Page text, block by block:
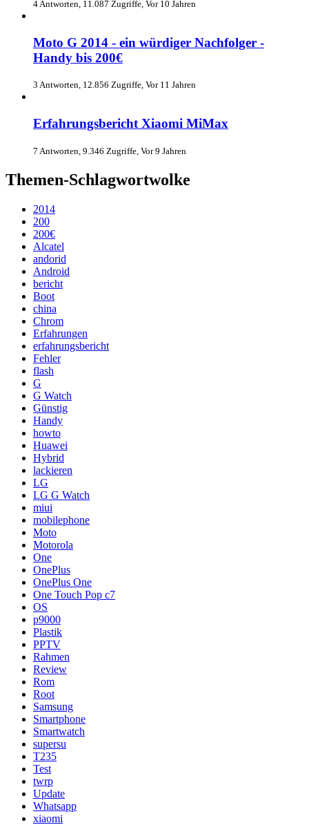
4 Antworten, 11.087 Zugriffe, Vor 10 Jahren
Moto G 2014 - ein würdiger Nachfolger -
Handy bis 200€
3 Antworten, 12.856 Zugriffe, Vor 11 Jahren
Erfahrungsbericht Xiaomi MiMax
7 Antworten, 9.346 Zugriffe, Vor 9 Jahren
Themen-Schlagwortwolke
2014
200
200€
Alcatel
andorid
Android
bericht
Boot
china
Chrom
Erfahrungen
erfahrungsbericht
Fehler
flash
G
G Watch
Günstig
Handy
howto
Huawei
Hybrid
lackieren
LG
LG G Watch
miui
mobilephone
Moto
Motorola
One
OnePlus
OnePlus One
One Touch Pop c7
OS
p9000
Plastik
PPTV
Rahmen
Review
Rom
Root
Samsung
Smartphone
Smartwatch
supersu
T235
Test
twrp
Update
Whatsapp
xiaomi